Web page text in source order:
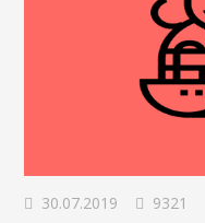
30.07.2019 9321